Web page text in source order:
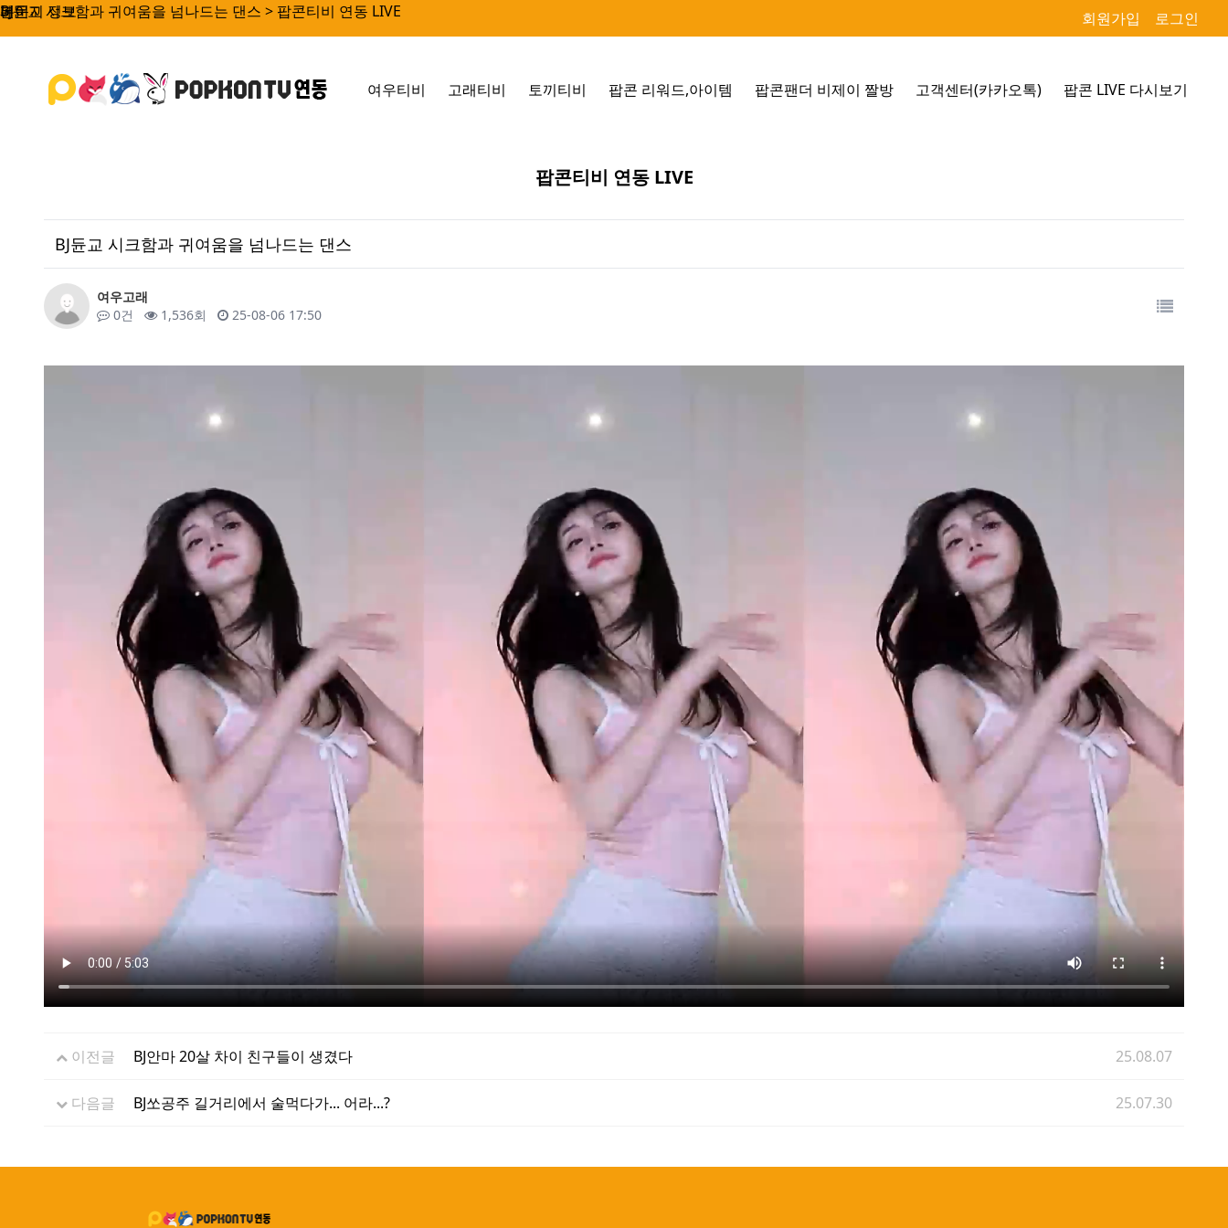
BJ듄교 시크함과 귀여움을 넘나드는 댄스 > 팝콘티비 연동 LIVE 회원가입 로그인
여우티비 고래티비 토끼티비 팝콘 리워드,아이템 팝콘팬더 비제이 짤방 고객센터(카카오톡) 팝콘 LIVE 다시보기
팝콘티비 연동 LIVE
BJ듄교 시크함과 귀여움을 넘나드는 댄스
페이지 정보
작성자
여우고래
댓글0건 조회1,536회 작성일
25-08-06 17:50 목록
본문
이전글 BJ안마 20살 차이 친구들이 생겼다 25.08.07
다음글 BJ쏘공주 길거리에서 술먹다가... 어라...? 25.07.30